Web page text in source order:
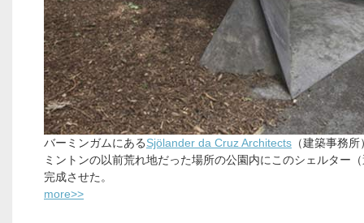
バーミンガムにあるSjölander da Cruz Architects （建築事務
ミントンの以前荒れ地だった場所の公園内にこのシェルター
完成させた。
more>>